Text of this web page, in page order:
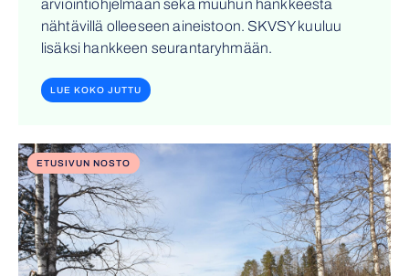
arviointiohjelmaan sekä muuhun hankkeesta
nähtävillä olleeseen aineistoon. SKVSY kuuluu
lisäksi hankkeen seurantaryhmään.
LUE KOKO JUTTU
ETUSIVUN NOSTO